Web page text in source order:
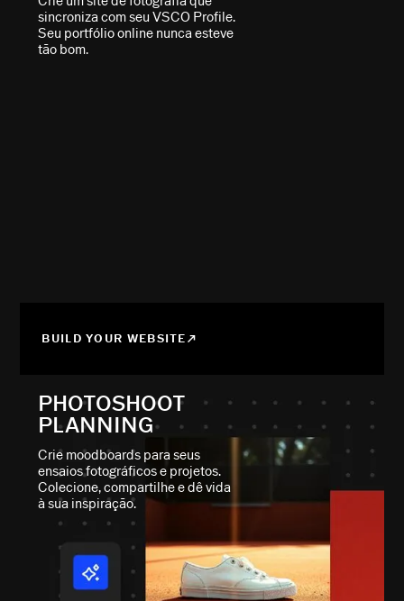
sincroniza com seu VSCO Profile.
Seu portfólio online nunca esteve
tão bom.
BUILD YOUR WEBSITE
PHOTOSHOOT
PLANNING
Crie moodboards para seus
ensaios fotográficos e projetos.
Colecione, compartilhe e dê vida
à sua inspiração.